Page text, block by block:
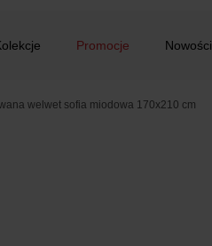
Promocje Nowości
welwet sofia miodowa 170x210 cm